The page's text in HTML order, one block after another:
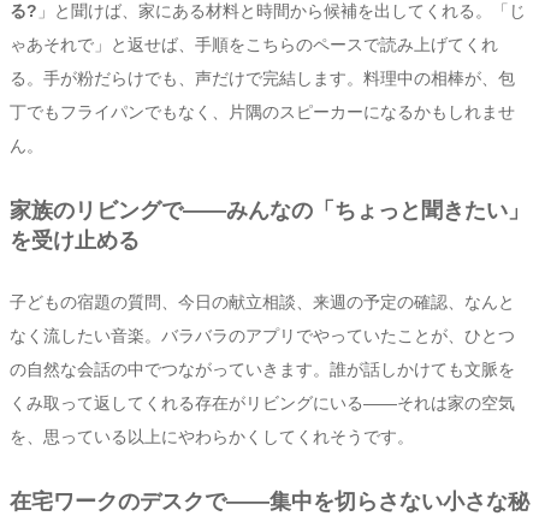
る? 」と聞けば、家にある材料と時間から候補を出してくれる。「じ
ゃあそれで」と返せば、手順をこちらのペースで読み上げてくれ
る。手が粉だらけでも、声だけで完結します。料理中の相棒が、包
丁でもフライパンでもなく、片隅のスピーカーになるかもしれませ
ん。
家族のリビングで——みんなの「ちょっと聞きたい」
を受け止める
子どもの宿題の質問、今日の献立相談、来週の予定の確認、なんと
なく流したい音楽。バラバラのアプリでやっていたことが、ひとつ
の自然な会話の中でつながっていきます。誰が話しかけても文脈を
くみ取って返してくれる存在がリビングにいる——それは家の空気
を、思っている以上にやわらかくしてくれそうです。
在宅ワークのデスクで——集中を切らさない小さな秘